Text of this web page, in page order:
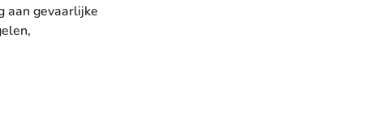
aan gevaarlijke